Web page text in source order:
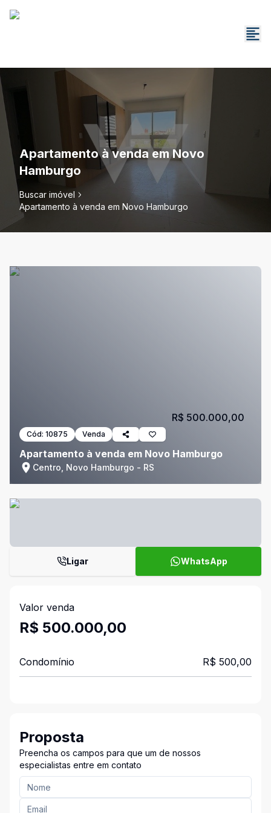
Apartamento à venda em Novo
Hamburgo
Buscar imóvel
Apartamento à venda em Novo Hamburgo
Cód: 10875 Venda
Apartamento à venda em Novo Hamburgo
Centro, Novo Hamburgo - RS
R$ 500.000,00
Ligar WhatsApp
Valor venda
R$ 500.000,00
Condomínio R$ 500,00
Proposta
Preencha os campos para que um de nossos
especialistas entre em contato